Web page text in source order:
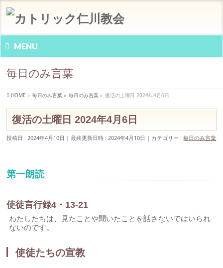
MENU
毎日のみ言葉
HOME » 毎日のみ言葉 » 毎日のみ言葉 » 復活の土曜日 2024年4月6日
復活の土曜日 2024年4月6日
投稿日 : 2024年4月10日 最終更新日時 : 2024年4月10日 カテゴリー :毎日のみ言葉
第一朗読
使徒言行録4・13-21
わたしたちは、見たことや聞いたことを話さないではいられ
ないのです。
使徒たちの宣教